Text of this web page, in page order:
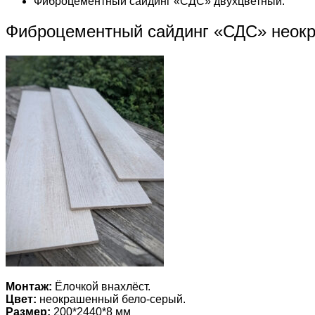
Фиброцементный сайдинг «СДС»
Монтаж: Ёлочкой внахлёст.
Цвет: неокрашенный бело-серый.
Размер: 200*2440*8 мм